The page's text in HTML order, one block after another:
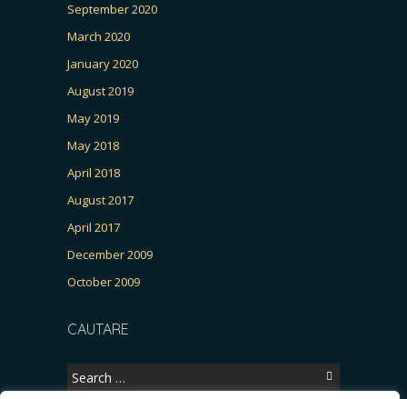
September 2020
March 2020
January 2020
August 2019
May 2019
May 2018
April 2018
August 2017
April 2017
December 2009
October 2009
CAUTARE
Search
for: